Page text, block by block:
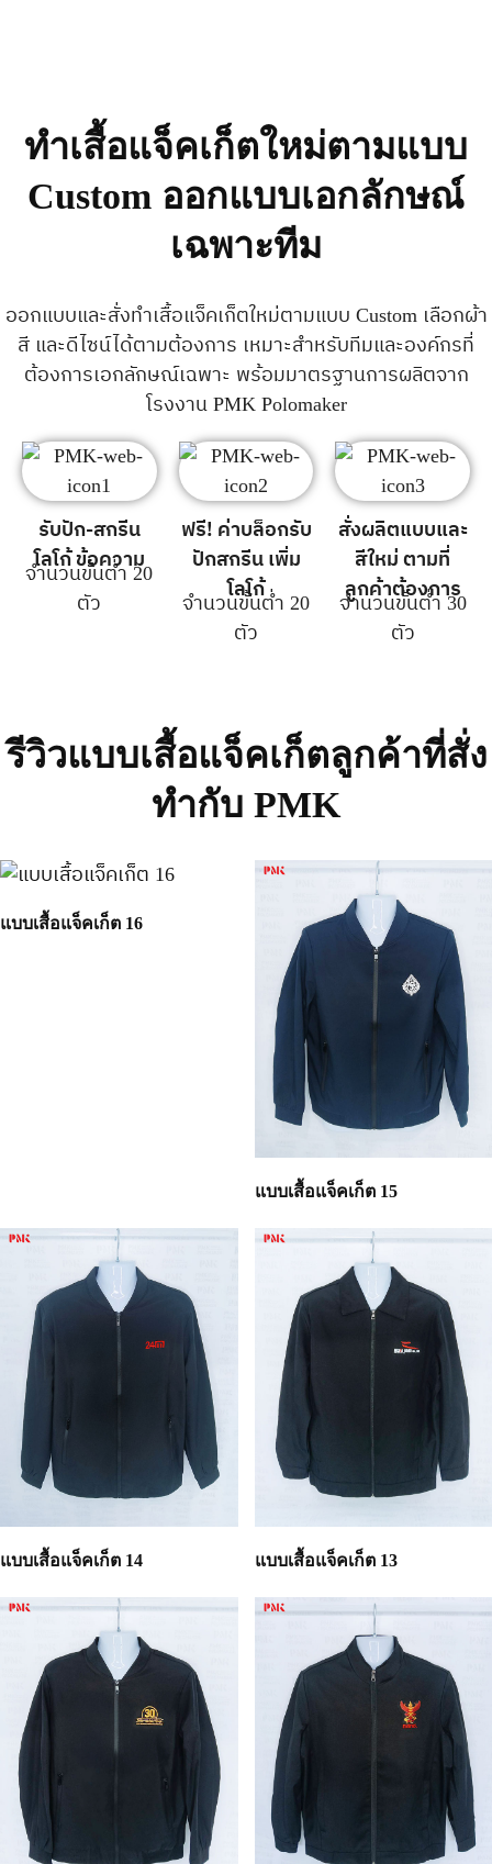
ทำเสื้อแจ็คเก็ตใหม่ตามแบบ
Custom ออกแบบเอกลักษณ์
เฉพาะทีม
ออกแบบและสั่งทำเสื้อแจ็คเก็ตใหม่ตามแบบ Custom เลือกผ้า
สี และดีไซน์ได้ตามต้องการ เหมาะสำหรับทีมและองค์กรที่
ต้องการเอกลักษณ์เฉพาะ พร้อมมาตรฐานการผลิตจาก
โรงงาน PMK Polomaker
รับปัก-สกรีน
โลโก้ ข้อความ
จำนวนขั้นต่ำ 20
ตัว
ฟรี! ค่าบล็อกรับ
ปักสกรีน เพิ่ม
โลโก้
จำนวนขั้นต่ำ 20
ตัว
สั่งผลิตแบบและ
สีใหม่ ตามที่
ลูกค้าต้องการ
จำนวนขั้นต่ำ 30
ตัว
รีวิวแบบเสื้อแจ็คเก็ตลูกค้าที่สั่ง
ทำกับ PMK
แบบเสื้อแจ็คเก็ต 16
แบบเสื้อแจ็คเก็ต 15
แบบเสื้อแจ็คเก็ต 14 แบบเสื้อแจ็คเก็ต 13